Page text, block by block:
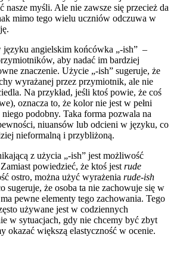
myśli. Ale nie zawsze się przecież da
mimo tego wielu uczniów odczuwa w
języku angielskim końcówka „-ish” –
aby nadać im bardziej
znaczenie. Użycie „-ish” sugeruje, że
wyrażanej przez przymiotnik, ale nie
Na przykład, jeśli ktoś powie, że coś
oznacza to, że kolor nie jest w pełni
podobny. Taka forma pozwala na
niuansów lub odcieni w języku, co
nieformalną i przybliżoną.
z użycia „-ish” jest możliwość
powiedzieć, że ktoś jest rude
ostro, można użyć wyrażenia rude-ish
sugeruje, że osoba ta nie zachowuje się w
pewne elementy tego zachowania. Tego
używane jest w codziennych
w sytuacjach, gdy nie chcemy być zbyt
okazać większą elastyczność w ocenie.